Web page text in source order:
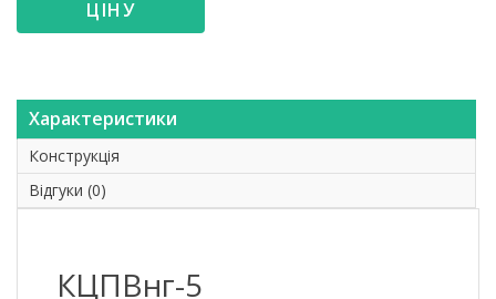
ЦІНУ
Характеристики
Конструкція
Відгуки (0)
КЦПВнг-5